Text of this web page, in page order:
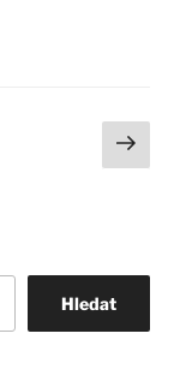
Další
Hledat